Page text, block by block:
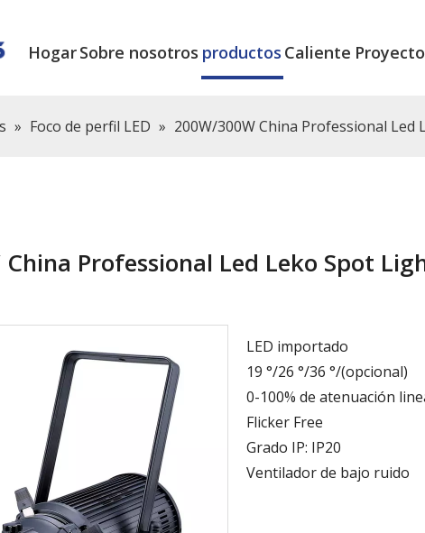
HogarSobre nosotros productos Caliente
» Foco de perfil LED » 200W/300W China Professional
Professional Led Leko Spot
LED importado
19 °/26 °/36 °/(opcional)
0-100% de atenuación
Flicker Free
Grado IP: IP20
Ventilador de bajo ruido